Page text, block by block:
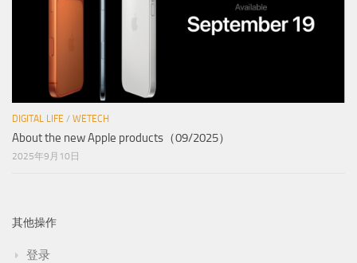
DIGITAL LIFE / WETECH
About the new Apple products（09/2025）
2025年9月10日
其他操作
登录